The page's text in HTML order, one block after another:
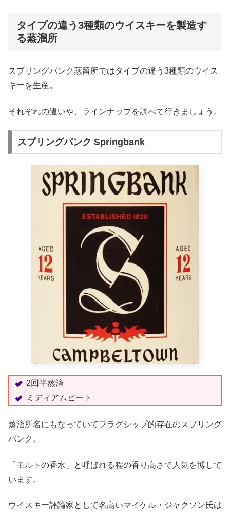
タイプの違う3種類のウイスキーを製造す
る蒸溜所
スプリングバンク蒸留所ではタイプの違う3種類のウイス
キーを生産。
それぞれの違いや、ラインナップを調べて行きましょう。
スプリングバンク Springbank
2回半蒸溜
ミディアムピート
蒸溜所名にもなっていてフラグシップ的存在のスプリング
バンク。
「モルトの香水」と呼ばれる程の香り高さで人気を博して
います。
ウイスキー評論家として名高いマイケル・ジャクソン氏は